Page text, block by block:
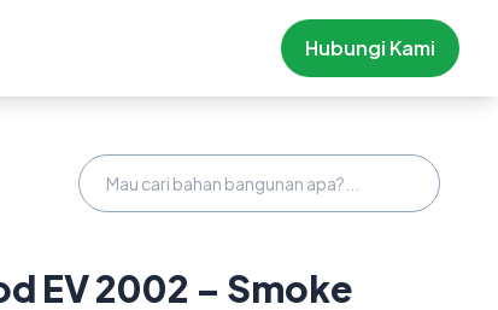
Hubungi Kami
EV 2002 – Smoke